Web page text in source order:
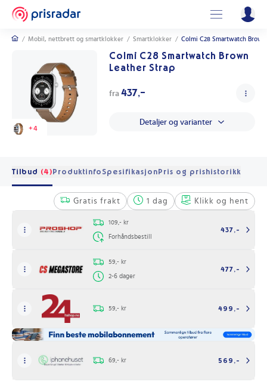
/ Mobil, nettbrett og smartklokker / Smartklokker / Colmi C28 Smartwatch
+4
Colmi C28 Smartwatch Brown
Leather Strap
fra 437,-
Detaljer og varianter
Tilbud (4)Produktinfo SpesifikasjonPris og prishistorikk
Gratis frakt 1 dag Klikk og hent
109,- kr
Forhåndsbestill
437,-
59,- kr
2-6 dager
477,-
59,- kr 499,-
69,- kr 569,-